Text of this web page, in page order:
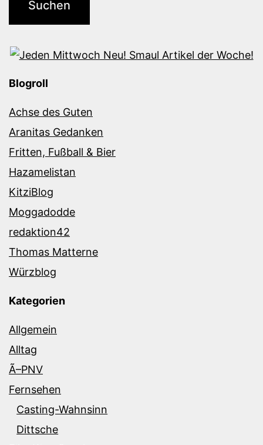
Blogroll
Achse des Guten
Aranitas Gedanken
Fritten, Fußball & Bier
Hazamelistan
KitziBlog
Moggadodde
redaktion42
Thomas Matterne
Würzblog
Kategorien
Allgemein
Alltag
Ã–PNV
Fernsehen
Casting-Wahnsinn
Dittsche